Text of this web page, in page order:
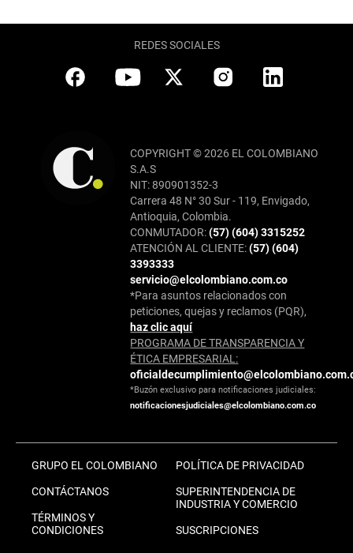
REDES SOCIALES
COPYRIGHT © 2026 EL COLOMBIANO
S.A.S
NIT: 890901352-3
Carrera 48 N° 30 Sur - 119, Envigado,
Antioquia, Colombia.
CONMUTADOR:(57) (604) 3315252
ATENCIÓN AL CLIENTE:(57) (604)
3393333
servicio@elcolombiano.com.co
*Para asuntos relacionados con
peticiones, quejas y reclamos (PQR),
haz clic aquí
PROGRAMA DE TRANSPARENCIA Y
ÉTICA EMPRESARIAL:
*Buzón exclusivo para notificaciones judiciales:
notificacionesjudiciales@elcolombiano.com.co
GRUPO EL COLOMBIANO
CONTÁCTANOS
TÉRMINOS Y
CONDICIONES
POLÍTICA DE PRIVACIDAD
SUPERINTENDENCIA DE
INDUSTRIA Y COMERCIO
SUSCRIPCIONES